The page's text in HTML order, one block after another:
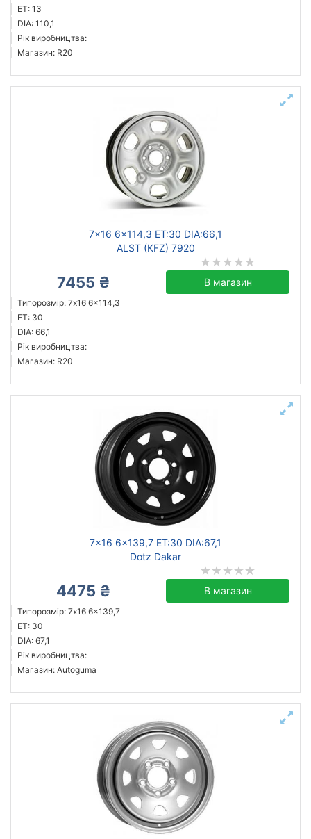
ET: 13
DIA: 110,1
Рік виробництва:
Магазин: R20
7x16 6x114,3 ET:30 DIA:66,1
ALST (KFZ) 7920
7455 ₴ В магазин
Типорозмір: 7x16 6x114,3
ET: 30
DIA: 66,1
Рік виробництва:
Магазин: R20
7x16 6x139,7 ET:30 DIA:67,1
Dotz Dakar
4475 ₴ В магазин
Типорозмір: 7x16 6x139,7
ET: 30
DIA: 67,1
Рік виробництва:
Магазин: Autoguma